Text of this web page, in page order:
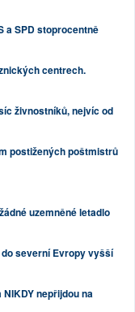
a SPD stoprocentně
centrech.
živnostníků, nejvíc od
postižených poštmistrů
uzemněné letadlo
severní Evropy vyšší
nepřijdou na